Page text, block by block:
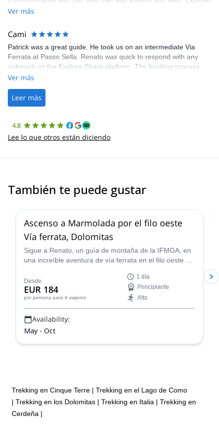
Share was excellent in arranging everything for our day climb.
making our adventure stress-free.
Ver más
Cami
Patrick was a great guide. He took us on an intermediate Via
Ferrata at Passo Sella. Renato was quick to respond with any
outreach on the Explore-Share platform. The booking process
was straightforward, and once Patrick was confirmed, all went
the platform.
Ver más
Leer más
4.8
Lee lo que otros están diciendo
También te puede gustar
Ascenso a Marmolada por el filo oeste
Vía ferrata, Dolomitas
Sigue a Renato, un guía de montaña de la IFMGA, en
una increíble aventura de vía ferrata en el filo oeste del
Desde
EUR 184
por persona para 4 viajeros
1 día
Principiante
Alto
Availability:
May - Oct
Trekking en Cinque Terre | Trekking en el Lago de Como
| Trekking en los Dolomitas | Trekking en Italia | Trekking en
Cerdeña |